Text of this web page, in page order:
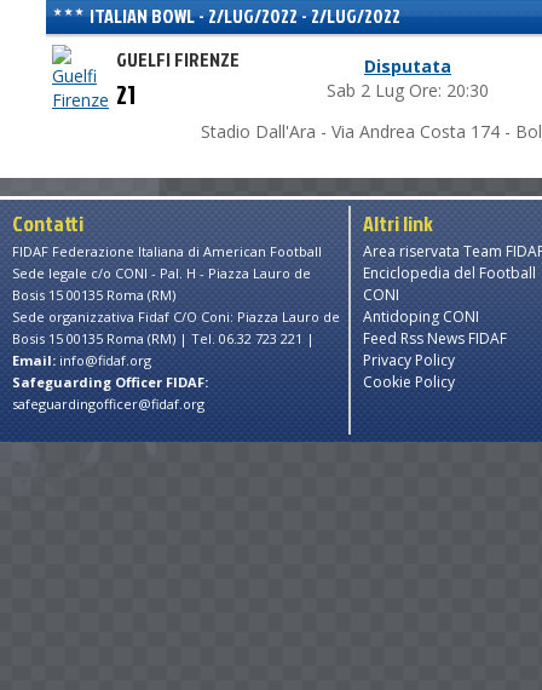
ITALIAN BOWL - 2/LUG/2022 - 2/LUG/2022
GUELFI FIRENZE
Disputata
Sab 2 Lug Ore: 20:30
21
Stadio Dall'Ara - Via Andrea Costa 174 -
Contatti
FIDAF Federazione Italiana di American Football
Sede legale c/o CONI - Pal. H - Piazza Lauro de
Bosis 15 00135 Roma (RM)
Sede organizzativa Fidaf C/O Coni: Piazza Lauro de
Bosis 15 00135 Roma (RM) | Tel. 06.32 723 221 |
Email: info@fidaf.org
Safeguarding Officer FIDAF:
safeguardingofficer@fidaf.org
Altri link
Area riservata Team
Enciclopedia del Football
CONI
Antidoping CONI
Feed Rss News FIDAF
Privacy Policy
Cookie Policy